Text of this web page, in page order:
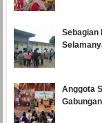
Sebagian
Anggota